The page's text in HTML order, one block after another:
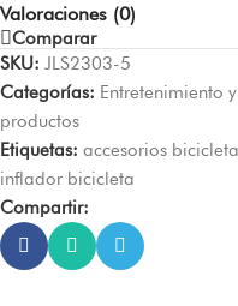
Valoraciones (0)
Comparar
SKU: JLS2303-5
Categorías: Entretenimiento
productos
Etiquetas: accesorios bicicleta
inflador bicicleta
Compartir: